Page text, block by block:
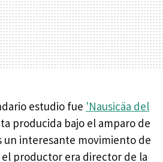
estudio fue 'Nausicäa del
producida bajo el amparo de
un interesante movimiento de
el productor era director de la